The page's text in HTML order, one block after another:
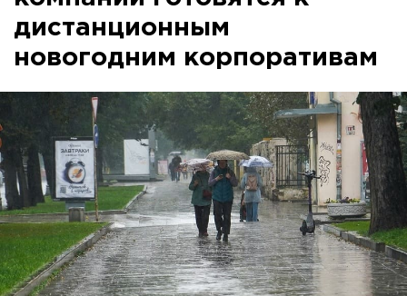
дистанционным
новогодним корпоративам